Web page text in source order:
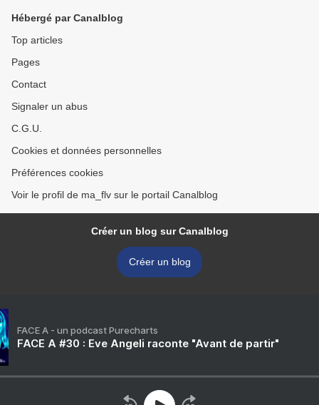
Hébergé par Canalblog
Top articles
Pages
Contact
Signaler un abus
C.G.U.
Cookies et données personnelles
Préférences cookies
Voir le profil de ma_flv sur le portail Canalblog
Créer un blog sur Canalblog
Créer un blog
FACE A - un podcast Purecharts
FACE A #30 : Eve Angeli raconte "Avant de partir"